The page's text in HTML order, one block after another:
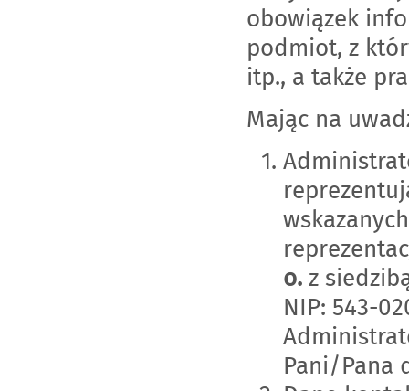
obowiązek
podmiot, z
itp., a także
Mając na
o.z
NIP: 543-
Pani/Pana